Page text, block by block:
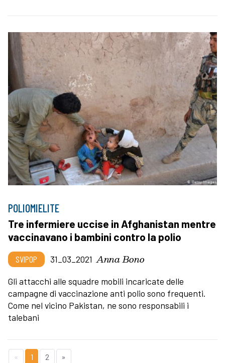
POLIOMIELITE
Tre infermiere uccise in Afghanistan mentre
vaccinavano i bambini contro la polio
SVIPOP 31_03_2021 Anna Bono
Gli attacchi alle squadre mobili incaricate delle
campagne di vaccinazione anti polio sono frequenti.
Come nel vicino Pakistan, ne sono responsabili i
talebani
« 1 2 »